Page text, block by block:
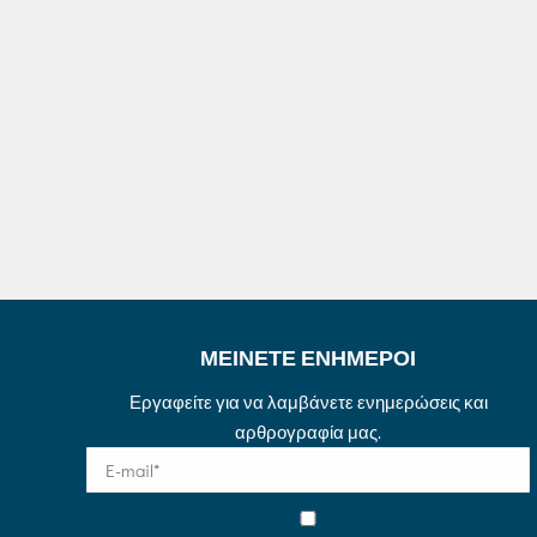
ΜΕΙΝΕΤΕ ΕΝΗΜΕΡΟΙ
Εργαφείτε για να λαμβάνετε ενημερώσεις και
αρθρογραφία μας.